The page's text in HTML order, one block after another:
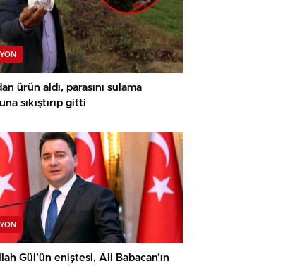
ürün aldı, parasını sulama
sıkıştırıp gitti
Gül’ün eniştesi, Ali Babacan’ın